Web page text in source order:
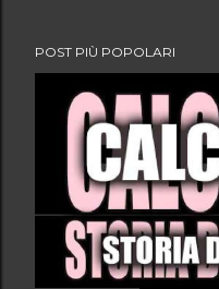
POST PIÙ POPOLARI